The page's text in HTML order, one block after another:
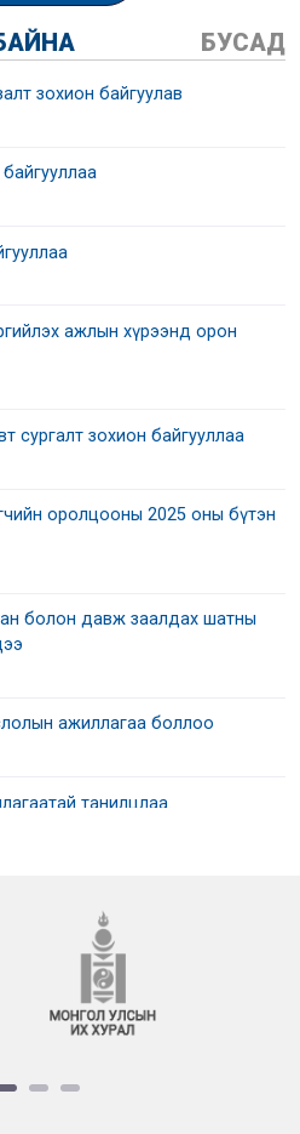
БУСАД
зохион байгуулав
ажлын хүрээнд орон
сургалт зохион байгууллаа
оролцооны 2025 оны бүтэн
болон давж заалдах шатны
ажиллагаа боллоо
танилцлаа.
өргөлөө